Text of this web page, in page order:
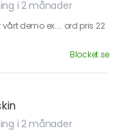
i 2 månader
demo ex.... ord pris 22
Blocket.se
i 2 månader